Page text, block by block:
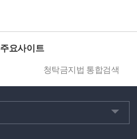
주요사이트
청탁금지법 통합검색